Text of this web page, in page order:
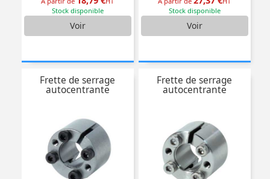
Stock disponible
Voir
Stock disponible
Voir
Frette de serrage
autocentrante
Frette de serrage
autocentrante